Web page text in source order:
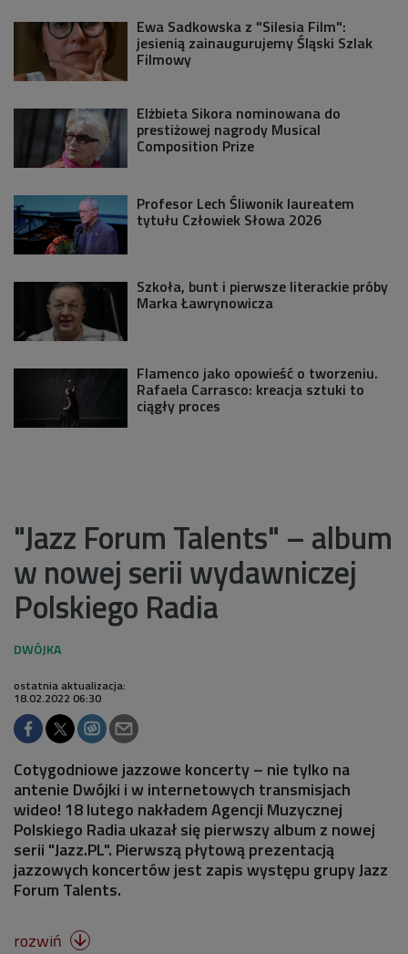
Ewa Sadkowska z "Silesia Film":
jesienią zainaugurujemy Śląski Szlak
Filmowy
Elżbieta Sikora nominowana do
prestiżowej nagrody Musical
Composition Prize
Profesor Lech Śliwonik laureatem
tytułu Człowiek Słowa 2026
Szkoła, bunt i pierwsze literackie próby
Marka Ławrynowicza
Flamenco jako opowieść o tworzeniu.
Rafaela Carrasco: kreacja sztuki to
ciągły proces
"Jazz Forum Talents" – album
w nowej serii wydawniczej
Polskiego Radia
ostatnia aktualizacja:
18.02.2022 06:30
Cotygodniowe jazzowe koncerty – nie tylko na
antenie Dwójki i w internetowych transmisjach
wideo! 18 lutego nakładem Agencji Muzycznej
Polskiego Radia ukazał się pierwszy album z nowej
serii "Jazz.PL". Pierwszą płytową prezentacją
jazzowych koncertów jest zapis występu grupy Jazz
Forum Talents.
rozwiń 